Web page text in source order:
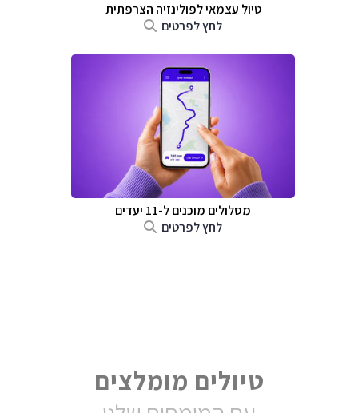
טיול עצמאי לפולינזיה הצרפתית
לחץ לפרטים
מסלולים מוכנים ל-11 יעדים
לחץ לפרטים
טיולים מומלצים